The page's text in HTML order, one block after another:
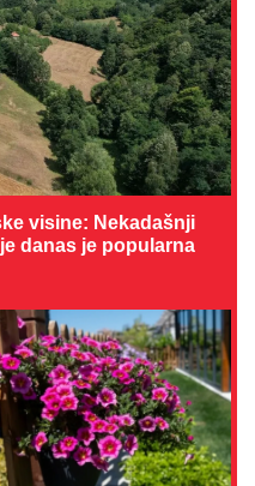
visine: Nekadašnji
danas je popularna